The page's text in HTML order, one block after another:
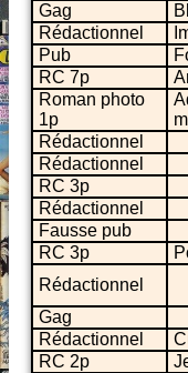
Gag
Rédactionnel
Pub
RC 7p
Roman photo
1p
Rédactionnel
Rédactionnel
RC 3p
Rédactionnel
Fausse pub
RC 3p
Rédactionnel
Gag
Rédactionnel
RC 2p